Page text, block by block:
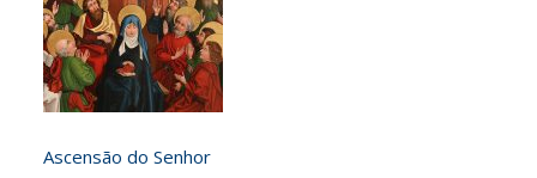
Ascensão do Senhor